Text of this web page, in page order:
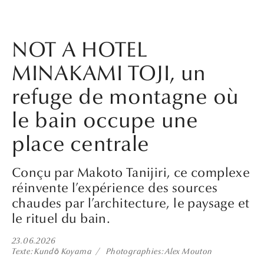
NOT A HOTEL
MINAKAMI TOJI, un
refuge de montagne où
le bain occupe une
place centrale
Conçu par Makoto Tanijiri, ce complexe
réinvente l’expérience des sources
chaudes par l’architecture, le paysage et
le rituel du bain.
23.06.2026
Texte Kundō Koyama Photographies Alex Mouton